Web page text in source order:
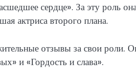
сердце». За эту роль
актриса второго плана.
отзывы за свои роли.
и «Гордость и слава».